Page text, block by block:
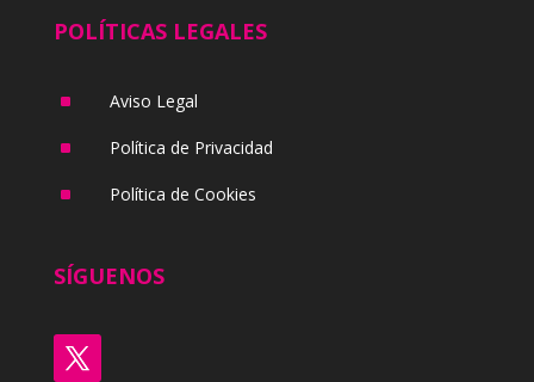
POLÍTICAS LEGALES
^ Aviso Legal
^ Política de Privacidad
^ Política de Cookies
SÍGUENOS